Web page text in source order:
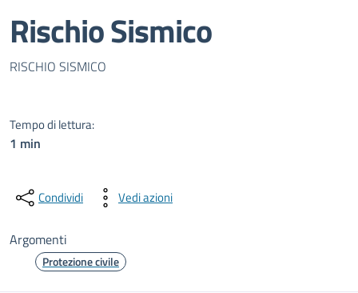
Rischio Sismico
Dettagli del documento
RISCHIO SISMICO
Tempo di lettura:
1 min
Condividi Vedi azioni
Argomenti
Protezione civile